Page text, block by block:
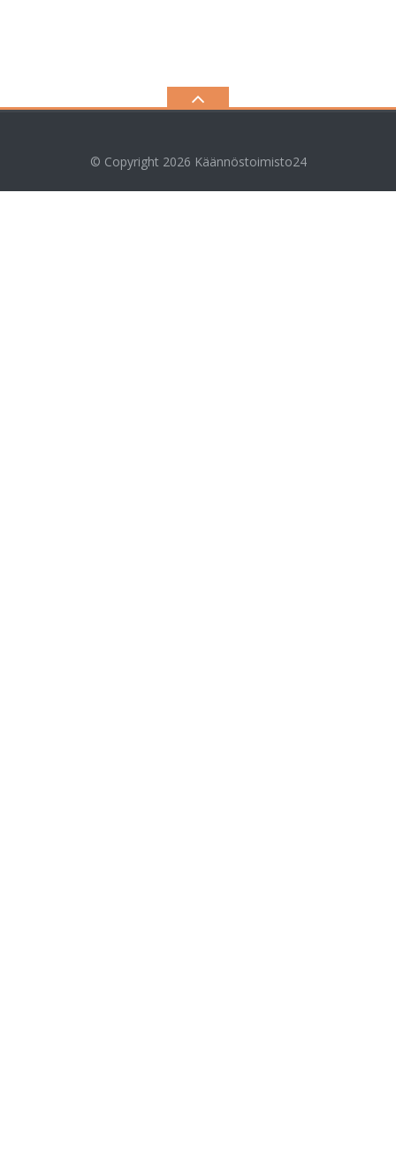
© Copyright 2026 Käännöstoimisto24